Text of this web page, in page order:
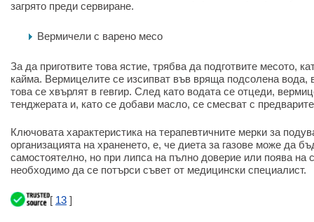
загрято преди сервиране.
Вермичели с варено месо
За да приготвите това ястие, трябва да подготвите месото,
кайма. Вермицелите се изсипват във вряща подсолена вода,
това се хвърлят в гевгир. След като водата се отцеди,
тенджерата и, като се добави масло, се смесват с
Ключовата характеристика на терапевтичните мерки за
организацията на храненето, е, че диета за газове може да
самостоятелно, но при липса на пълно доверие или поява на
необходимо да се потърси съвет от медицински специалист.
[ 13 ]